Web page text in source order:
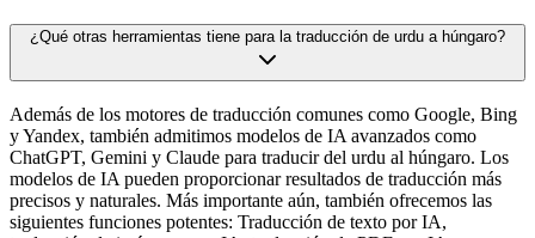
¿Qué otras herramientas tiene para la traducción de urdu a húngaro?
Además de los motores de traducción comunes como Google, Bing
y Yandex, también admitimos modelos de IA avanzados como
ChatGPT, Gemini y Claude para traducir del urdu al húngaro. Los
modelos de IA pueden proporcionar resultados de traducción más
precisos y naturales. Más importante aún, también ofrecemos las
siguientes funciones potentes: Traducción de texto por IA,